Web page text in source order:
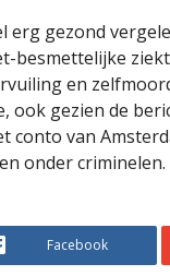
erg gezond
besmettelijke
en
ook gezien de
conto van
onder criminelen.
Facebook